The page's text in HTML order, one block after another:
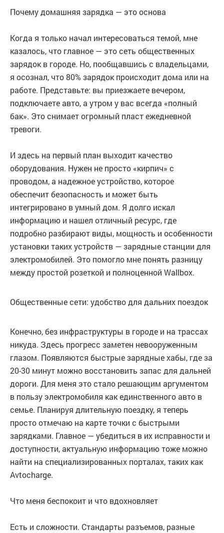
Почему домашняя зарядка — это основа
Когда я только начал интересоваться темой, мне
казалось, что главное — это сеть общественных
зарядок в городе. Но, пообщавшись с владельцами,
я осознал, что 80% зарядок происходит дома или на
работе. Представьте: вы приезжаете вечером,
подключаете авто, а утром у вас всегда «полный
бак». Это снимает огромный пласт ежедневной
тревоги.
И здесь на первый план выходит качество
оборудования. Нужен не просто «кирпич» с
проводом, а надежное устройство, которое
обеспечит безопасность и может быть
интегрировано в умный дом. Я долго искал
информацию и нашел отличный ресурс, где
подробно разбирают виды, мощность и особенности
установки таких устройств — зарядные станции для
электромобилей. Это помогло мне понять разницу
между простой розеткой и полноценной Wallbox.
Общественные сети: удобство для дальних поездок
Конечно, без инфраструктуры в городе и на трассах
никуда. Здесь прогресс заметен невооруженным
глазом. Появляются быстрые зарядные хабы, где за
20-30 минут можно восстановить запас для дальней
дороги. Для меня это стало решающим аргументом
в пользу электромобиля как единственного авто в
семье. Планируя длительную поездку, я теперь
просто отмечаю на карте точки с быстрыми
зарядками. Главное — убедиться в их исправности и
доступности, актуальную информацию тоже можно
найти на специализированных порталах, таких как
Avtocharge.
Что меня беспокоит и что вдохновляет
Есть и сложности. Стандарты разъемов, разные